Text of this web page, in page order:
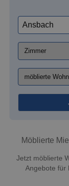
Möblierte
Jetzt möblierte
Angebote für